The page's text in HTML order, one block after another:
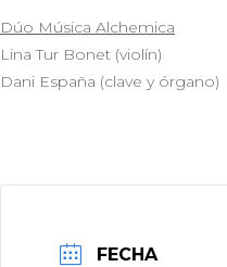
Dúo Música Alchemica
Lina Tur Bonet (violín)
Dani España (clave y órgano)
FECHA